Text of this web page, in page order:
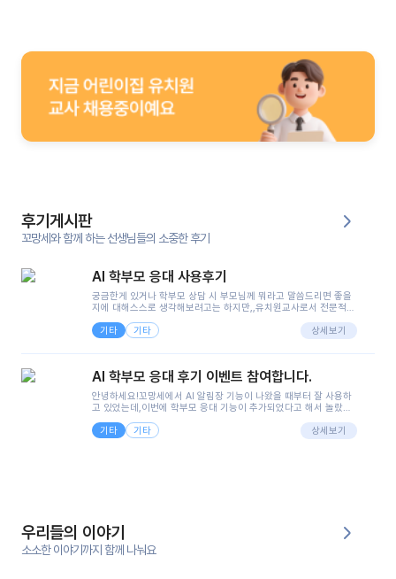
후기게시판
꼬망세와 함께 하는 선생님들의 소중한 후기
AI 학부모 응대 사용후기
궁금한게 있거나 학부모 상담 시 부모님께 뭐라고 말씀드리면 좋을
지에 대해스스로 생각해보려고는 하지만,,유치원교사로서 전문적인
려니 어려울때가...^^(저만 그런거 아니죠 ㅜㅜ)꼬망봇의 장점은 지
피티나 제미나이는 몇세이고 여자인지 남자인지 등그래도 좀 기본
정보를 제공하면서 물어봐야할 때가 있어그때마다 정보를 입력하는
으셔서 고민이 됐는데ai 학부모 응대를 써볼 수 있어서 좋았어요!앞
면..)그리고 제가 신입 때 이게 있었더라면 ㅜㅜㅜㅜ?응대 팁이 정말
좋은거 같아요지금은 그래도 아이들이 잘 이해 되지만초임 때는 정
말 어려워서 항상다른 선생님들께 도움을 요청했었거든요..ㅠ*일지
쓸 때도 좀 도움이 되는 거 같아요!
기타 기타 상세보기
AI 학부모 응대 후기 이벤트 참여합니다.
안녕하세요!꼬망세에서 AI 알림장 기능이 나왔을 때부터 잘 사용하
고 있었는데,이번에 학부모 응대 기능이 추가되었다고 해서 놀랐습
님 응대에 더 많은 부담을 느끼고 있습니다 ㅠㅠ이번에 제가 원에서
겪은 일과 학부모님께 전달드렸던 내용을 함께 보시고,저와 비슷한
을 많이 하는데,꼬망봇 덕분에 고민하는 시간을 줄이고 학부모님을
안심시킬 수 있었습니다.이 부분은 꼬망봇이 추가로 알려준 응대 tip
입니다.학부모님께 전화를 드리기 전에, 내용을 숙지하여 좀 더 전문
성 있는 교사가 되어 대화를 나눌 수 있었습니다.꼬망세 AI학부모 응
기타 기타 상세보기
우리들의 이야기
소소한 이야기까지 함께 나눠요